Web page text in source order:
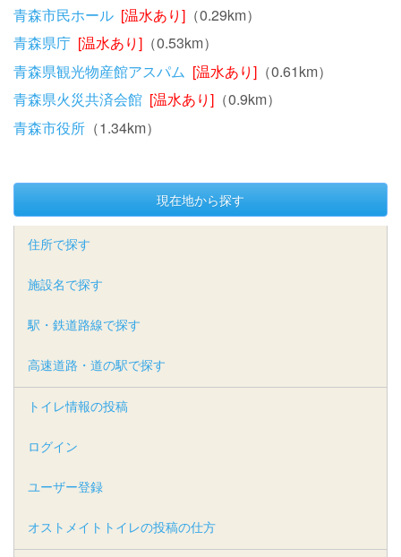
青森市民ホール [温水あり] （0.29km）
青森県庁 [温水あり] （0.53km）
青森県観光物産館アスパム [温水あり] （0.61km）
青森県火災共済会館 [温水あり] （0.9km）
青森市役所 （1.34km）
現在地から探す
住所で探す
施設名で探す
駅・鉄道路線で探す
高速道路・道の駅で探す
トイレ情報の投稿
ログイン
ユーザー登録
オストメイトトイレの投稿の仕方